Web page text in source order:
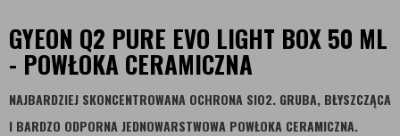
GYEON Q2 PURE EVO LIGHT BOX 50 ML
- POWŁOKA CERAMICZNA
NAJBARDZIEJ SKONCENTROWANA OCHRONA SIO2. GRUBA, BŁYSZCZĄCA
I BARDZO ODPORNA JEDNOWARSTWOWA POWŁOKA CERAMICZNA.